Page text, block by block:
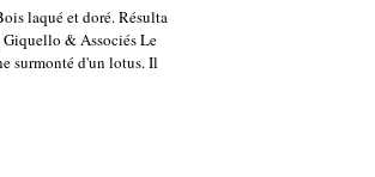
laqué et doré. Résulta
& Associés Le
surmonté d'un lotus. Il